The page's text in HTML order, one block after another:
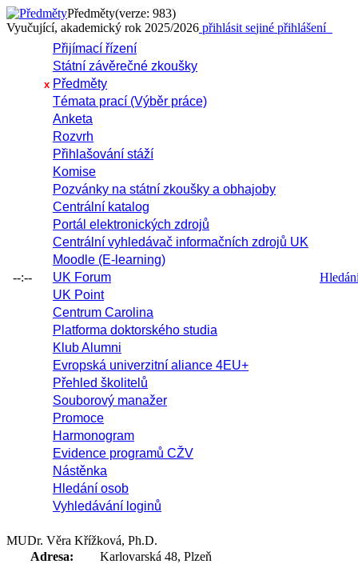
Předměty(verze: 983)
Vyučující, akademický rok 2025/2026 přihlásit sejiné přihlášení
--:--
Přijímací řízení
Státní závěrečné zkoušky
x Předměty
Témata prací (Výběr práce)
Anketa
Rozvrh
Přihlašování stáží
Komise
Pozvánky na státní zkoušky a obhajoby
Centrální katalog
Portál elektronických zdrojů
Centrální vyhledávač informačních zdrojů UK
Moodle (E-learning)
UK Forum
UK Point
Centrum Carolina
Platforma doktorského studia
Klub Alumni
Evropská univerzitní aliance 4EU+
Přehled školitelů
Souborový manažer
Promoce
Harmonogram
Evidence programů CŽV
Nástěnka
Hledání osob
Vyhledávání loginů
MUDr. Věra Křížková, Ph.D.
Adresa:
Karlovarská 48, Plzeň